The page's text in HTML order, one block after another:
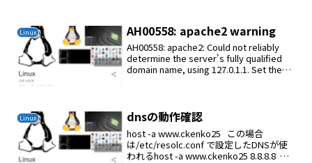
Linux AH00558: apache2 warning
AH00558: apache2: Could not reliably
determine the server's fully qualified
domain name, using 127.0.1.1. Set the
Linux dnsの動作確認
host -a www.ckenko25 この場合
は/etc/resolc.conf で設定したDNSが使
われるhost -a www.ckenko25 8.8.8.8